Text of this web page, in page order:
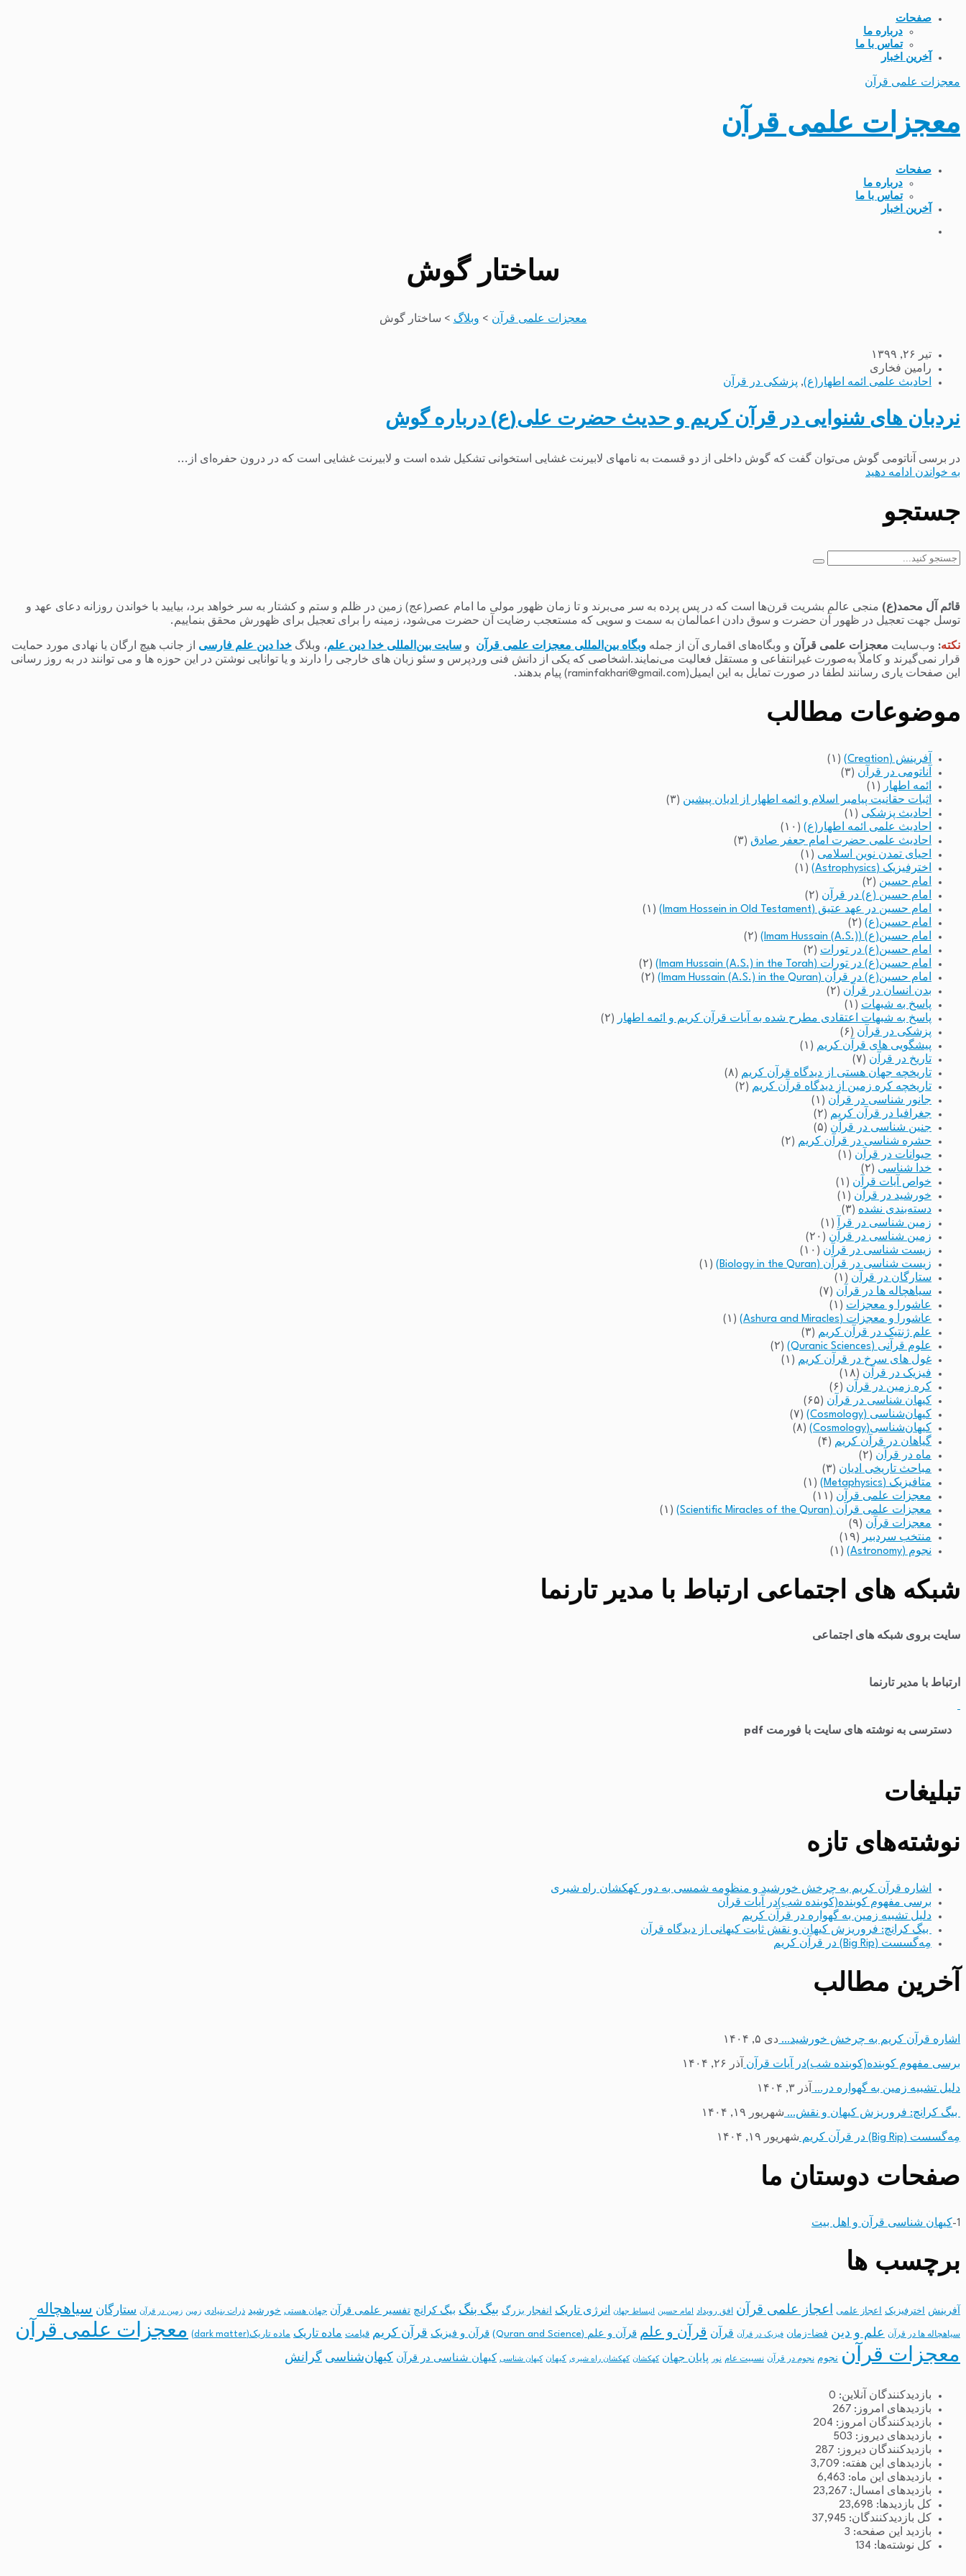
صفحات
درباره ما
تماس با ما
آخرین اخبار
معجزات علمی قرآن
معجزات علمی قرآن
صفحات
درباره ما
تماس با ما
آخرین اخبار
ساختار گوش
معجزات علمی قرآن > وبلاگ > ساختار گوش
تیر ۲۶, ۱۳۹۹
رامین فخاری
احادیث علمی ائمه اطهار(ع), پزشکی در قرآن
نردبان های شنوایی در قرآن کریم و حدیث حضرت علی(ع) درباره گوش
در برسی آناتومی گوش می‌توان گفت که گوش داخلی از دو قسمت به نامهای لابیرنت غشایی استخوانی تشکیل شده است و لابیرنت غشایی است که در درون حفره‌ای از...
به خواندن ادامه دهید
جستجو
جستجو
قائم آل محمد(ع) منجی عالم بشریت قرن‌ها است که در پس پرده به سر می‌برند و تا زمان ظهور مولی ما امام عصر(عج) زمین در ظلم و ستم و کشتار به سر خواهد برد، بیایید با خواندن روزانه دعای عهد و
توسل جهت تعجیل در ظهور آن حضرت و سوق دادن اعمالمان به سمت و سویی که مستعجب رضایت آن حضرت می‌شود، زمینه را برای تعجیل برای ظهورش محقق بنماییم.
نکته: وب‌سایت معجزات علمی قرآن و وبگاه‌های اقماری آن از جمله وبگاه بین‌المللی معجزات علمی قرآن و سایت بین‌المللی خدا دین علم، وبلاگ خدا دین علم فارسی از جانب هیچ ارگان یا نهادی مورد حمایت
قرار نمی‌گیرند و کاملاً به‌صورت غیرانتفاعی و مستقل فعالیت می‌نمایند.اشخاصی که یکی از دانش فنی وردپرس و سئو زبان های خارجی را دارند و یا توانایی نوشتن در این حوزه ها و می توانند در به روز رسانی
این صفحات یاری رسانند لطفا در صورت تمایل به این ایمیل(raminfakhari@gmail.com) پیام بدهند.
موضوعات مطالب
آفرینش (Creation)
(۱)
آناتومی در قرآن (۳)
ائمه اطهار
(۱)
اثبات حقانیت پیامبر اسلام و ائمه اطهار از ادیان پیشین (۳)
احادیث پزشکی (۱)
احادیث علمی ائمه اطهار(ع) (۱۰)
احادیث علمی حضرت امام جعفر صادق (۳)
احیای تمدن نوین اسلامی (۱)
اخترفیزیک (Astrophysics)
(۱)
امام حسین (۲)
امام حسین (ع) در قرآن (۲)
امام حسین در عهد عتیق (Imam Hossein in Old Testament)
(۱)
امام حسین(ع) (۲)
امام حسین(ع) (Imam Hussain (A.S.))
(۲)
امام حسین(ع) در تورات (۲)
امام حسین(ع) در تورات (Imam Hussain (A.S.) in the Torah)
(۲)
امام حسین(ع) در قرآن (Imam Hussain (A.S.) in the Quran)
(۲)
بدن انسان در قرآن (۲)
پاسخ به شبهات (۱)
پاسخ به شبهات اعتقادی مطرح شده به آیات قرآن کریم و ائمه اطهار
(۲)
پزشکی در قرآن (۶)
پیشگویی های قرآن کریم (۱)
تاریخ در قرآن (۷)
تاریخچه جهان هستی از دیدگاه قرآن کریم (۸)
تاریخچه کره زمین از دیدگاه قرآن کریم (۲)
جانور شناسی در قرآن (۱)
جغرافیا در قرآن کریم (۲)
جنین شناسی در قرآن (۵)
حشره شناسی در قرآن کریم (۲)
حیوانات در قرآن (۱)
خدا شناسی (۲)
خواص آیات قرآن (۱)
خورشید در قرآن (۱)
دسته‌بندی نشده (۳)
زمین شناسی در قرآ
(۱)
زمین شناسی در قرآن (۲۰)
زیست شناسی در قرآن (۱۰)
زیست شناسی در قرآن (Biology in the Quran)
(۱)
ستارگان در قرآن (۱)
سیاهچاله ها در قرآن (۷)
عاشورا و معجزات (۱)
عاشورا و معجزات (Ashura and Miracles)
(۱)
علم ژنتیک در قرآن کریم (۳)
علوم قرآنی (Quranic Sciences)
(۲)
غول های سرخ در قرآن کریم (۱)
فیزیک در قرآن (۱۸)
کره زمین در قرآن (۶)
کیهان شناسی در قرآن (۶۵)
کیهان‌شناسی (Cosmology)
(۷)
کیهان‌شناسی(Cosmology)
(۸)
گیاهان در قرآن کریم (۴)
ماه در قرآن (۲)
مباحث تاریخی ادیان (۳)
متافیزیک (Metaphysics)
(۱)
معجزات علمی قرآن (۱۱)
معجزات علمی قرآن (Scientific Miracles of the Quran)
(۱)
معجزات قرآن (۹)
منتخب سردبیر
(۱۹)
نجوم (Astronomy)
(۱)
شبکه های اجتماعی ارتباط با مدیر تارنما
سایت بروی شبکه های اجتماعی
ارتباط با مدیر تارنما
دسترسی به نوشته های سایت با فورمت pdf
تبلیغات
نوشته‌های تازه
اشاره قرآن کریم به چرخش خورشید و منظومه شمسی به دور کهکشان راه شیری
برسی مفهوم کوبنده(کوبنده شب)در آیات قرآن
دلیل تشبیه زمین به گهواره در قرآن کریم
بیگ کرانچ: فروریزش کیهان و نقش ثابت کیهانی از دیدگاه قرآن
مِه‌گسست (Big Rip) در قرآن کریم
آخرین مطالب
اشاره قرآن کریم به چرخش خورشید… دی ۵, ۱۴۰۴
برسی مفهوم کوبنده(کوبنده شب)در آیات قرآن آذر ۲۶, ۱۴۰۴
دلیل تشبیه زمین به گهواره در… آذر ۳, ۱۴۰۴
بیگ کرانچ: فروریزش کیهان و نقش… شهریور ۱۹, ۱۴۰۴
مِه‌گسست (Big Rip) در قرآن کریم شهریور ۱۹, ۱۴۰۴
صفحات دوستان ما
1- کیهان شناسی قرآن و اهل بیت
برچسب ها
آفرینش اخترفیزیک اعجاز علمی اعجاز علمی قرآن افق رویداد امام حسین انبساط جهان انرژی تاریک انفجار بزرگ بیگ بنگ بیگ کرانچ تفسیر علمی قرآن جهان هستی خورشید ذرات بنیادی زمین زمین در قرآن ستارگان سیاهچاله
سیاهچاله ها در قرآن علم و دین فضا-زمان فیزیک در قرآن قرآن قرآن و علم قرآن و علم (Quran and Science) قرآن و فیزیک قرآن کریم قیامت ماده تاریک ماده تاریک(dark matter) معجزات علمی قرآن
معجزات قرآن نجوم نجوم در قرآن نسبیت عام نور پایان جهان کهکشان کهکشان راه شیری کیهان کیهان شناسی کیهان شناسی در قرآن کیهان‌شناسی گرانش
بازدیدکنندگان آنلاین: 0
بازدیدهای امروز: 267
بازدیدکنندگان امروز: 204
بازدیدهای دیروز: 503
بازدیدکنندگان دیروز: 287
بازدیدهای این هفته: 3,709
بازدیدهای این ماه: 6,463
بازدیدهای امسال: 23,267
کل بازدیدها: 23,698
کل بازدیدکنند‌گان: 37,945
بازدید این صفحه: 3
کل نوشته‌ها: 134